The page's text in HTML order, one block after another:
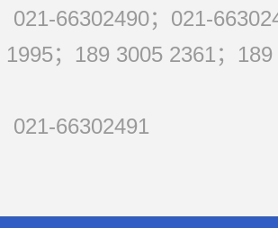
021-66302490；021-
1995；189 3005 2361；
021-66302491